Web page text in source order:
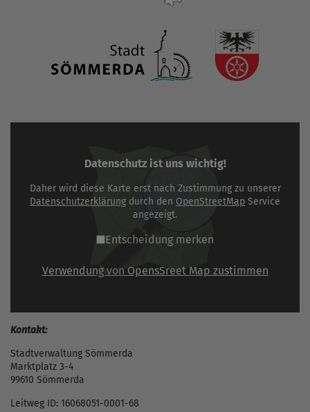
Datenschutz ist uns wichtig!
Daher wird diese Karte erst nach Zustimmung zu unserer
Datenschutzerklärung durch den OpenStreetMap Service
angezeigt.
Entscheidung merken
Verwendung von OpensSreet Map zustimmen
Kontakt:
Stadtverwaltung Sömmerda
Marktplatz 3-4
99610 Sömmerda
Leitweg ID: 16068051-0001-68